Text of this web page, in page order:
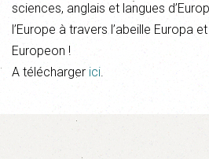
sciences, anglais et langues
l’Europe à travers l’abeille Europa
Europeon !
A télécharger ici.